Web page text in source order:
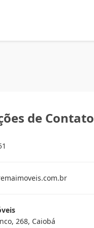
de Contato
268, Caiobá